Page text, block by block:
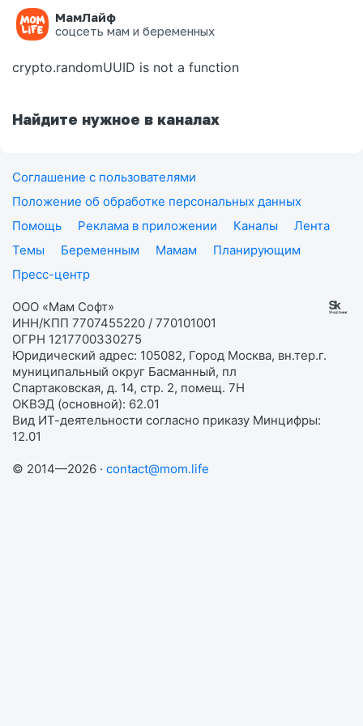
МамЛайф
соцсеть мам и беременных
Ошибка на странице
crypto.randomUUID is not a function
Найдите нужное в каналах
Соглашение с пользователями
Положение об обработке персональных данных
Помощь
Реклама в приложении Каналы
Лента
Темы
Беременным Мамам
Планирующим
Пресс-центр
ООО «Мам Софт»
ИНН/КПП 7707455220 / 770101001
ОГРН 1217700330275
Юридический адрес: 105082, Город Москва, вн.тер.г.
муниципальный округ Басманный, пл
Спартаковская, д. 14, стр. 2, помещ. 7Н
ОКВЭД (основной): 62.01
Вид ИТ-деятельности согласно приказу Минцифры:
12.01
© 2014—2026 · contact@mom.life